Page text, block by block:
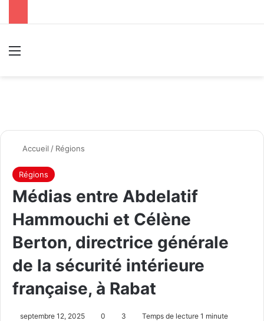
Accueil / Régions
Régions
Médias entre Abdelatif
Hammouchi et Célène
Berton, directrice générale
de la sécurité intérieure
française, à Rabat
septembre 12, 2025 0 3 Temps de lecture 1 minute